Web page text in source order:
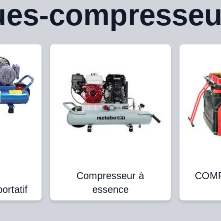
Compresseur à
essence